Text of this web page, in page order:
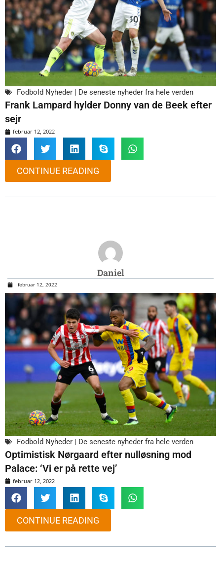
Fodbold Nyheder | De seneste nyheder fra hele verden
Frank Lampard hylder Donny van de Beek efter
sejr
februar 12, 2022
CONTINUE READING
Daniel
februar 12, 2022
Fodbold Nyheder | De seneste nyheder fra hele verden
Optimistisk Nørgaard efter nulløsning mod
Palace: ‘Vi er på rette vej’
februar 12, 2022
CONTINUE READING